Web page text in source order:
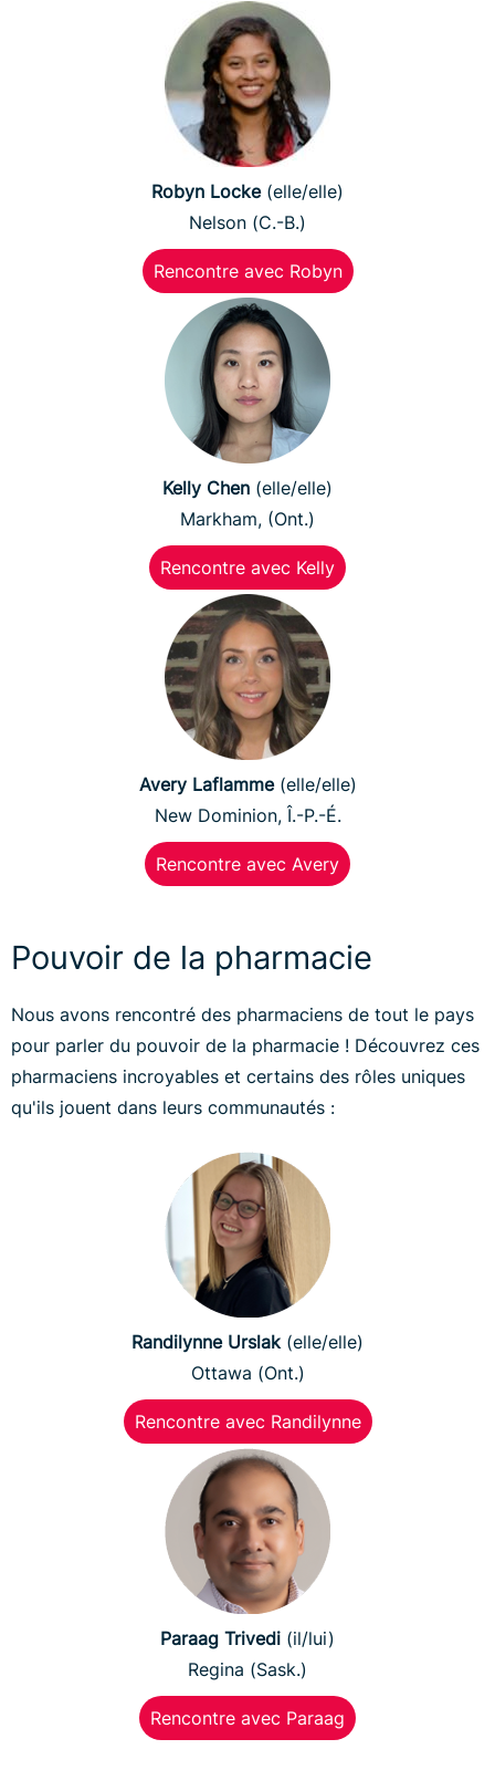
Robyn Locke (elle/elle)
Nelson (C.-B.)
Rencontre avec Robyn
Kelly Chen (elle/elle)
Markham, (Ont.)
Rencontre avec Kelly
Avery Laflamme(elle/elle)
New Dominion, Î.-P.-É.
Rencontre avec Avery
Pouvoir de la pharmacie
Nous avons rencontré des pharmaciens de tout le pays
pour parler du pouvoir de la pharmacie ! Découvrez ces
pharmaciens incroyables et certains des rôles uniques
qu'ils jouent dans leurs communautés :
Randilynne Urslak(elle/elle)
Ottawa (Ont.)
Rencontre avec Randilynne
Paraag Trivedi (il/lui)
Regina (Sask.)
Rencontre avec Paraag